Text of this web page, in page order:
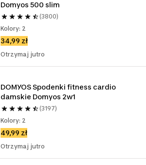
Domyos 500 slim
(3800)
Kolory: 2
34,99 zł
Otrzymaj jutro
DOMYOS Spodenki fitness cardio
damskie Domyos 2w1
(3197)
Kolory: 2
49,99 zł
Otrzymaj jutro